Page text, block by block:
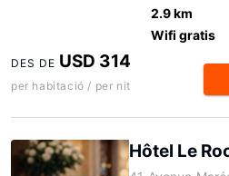
2.9 km
Wifi gratis
DES DE USD 314
per habitació / per nit
Hôtel Le